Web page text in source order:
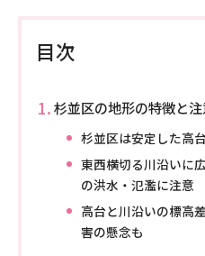
目次
杉並区の地形の特徴と
杉並区は安定した高
東西横切る川沿いに
の洪水・氾濫に注意
高台と川沿いの標高
害の懸念も